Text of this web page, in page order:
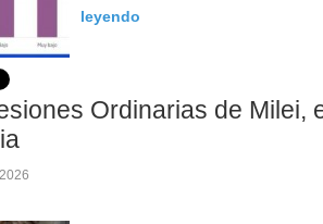
leyendo
Ordinarias de Milei,